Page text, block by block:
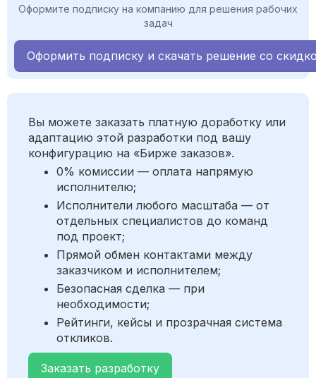
Оформите подписку на компанию для решения рабочих
задач
Оформить подписку и скачать решение со
Вы можете заказать платную доработку или
адаптацию этой разработки под вашу
конфигурацию на «Бирже заказов».
0% комиссии — оплата напрямую
исполнителю;
Исполнители любого масштаба — от
отдельных специалистов до команд
под проект;
Прямой обмен контактами между
заказчиком и исполнителем;
Безопасная сделка — при
необходимости;
Рейтинги, кейсы и прозрачная система
откликов.
Заказать разработку